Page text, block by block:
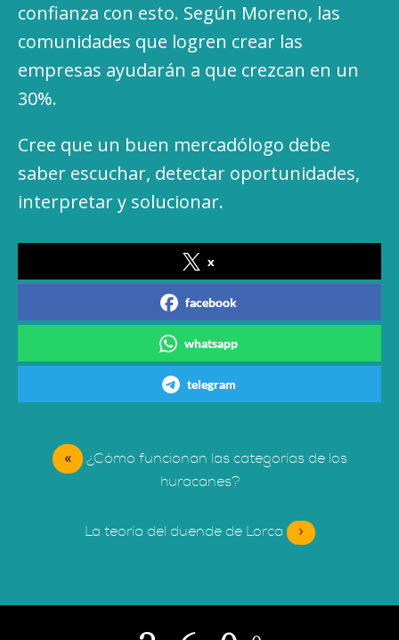
confianza con esto. Según Moreno, las
comunidades que logren crear las
empresas ayudarán a que crezcan en un
30%.
Cree que un buen mercadólogo debe
saber escuchar, detectar oportunidades,
interpretar y solucionar.
x
facebook
whatsapp
telegram
«
¿Cómo funcionan las categorías de los
huracanes?
La teoría del duende de Lorca »